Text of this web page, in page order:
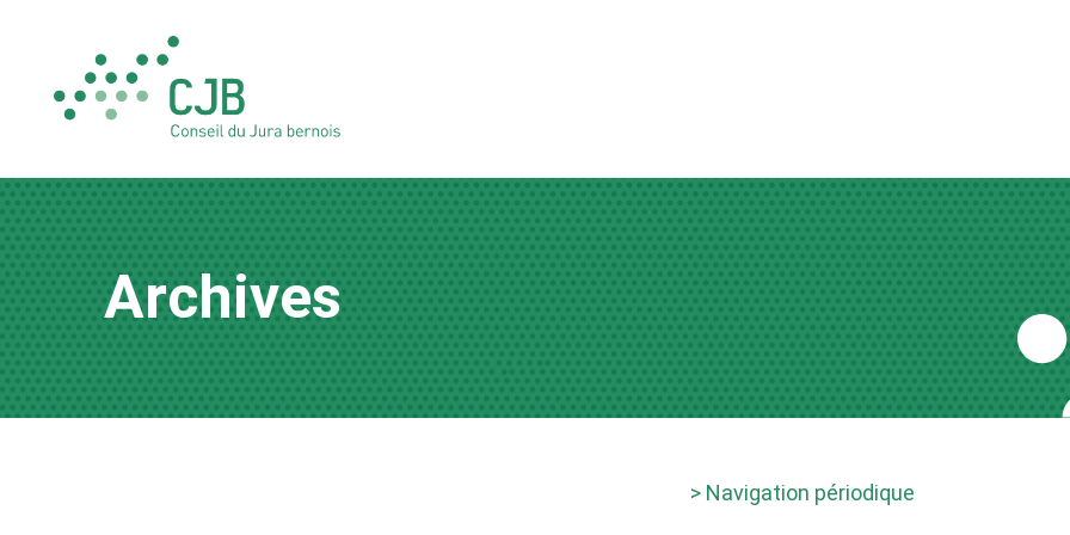
Archives
> Navigation périodique